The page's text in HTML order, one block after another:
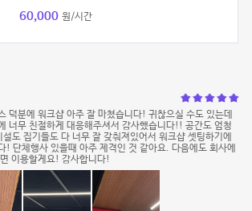
60,000 원/시간
덕분에 워크샵 아주 잘 마쳤습니다! 귀찮으실 수도 있는데
너무 친절하게 대응해주셔서 감사했습니다!! 공간도 엄청
도 집기들도 다 너무 잘 갖춰져있어서 워크샵 셋팅하기에
! 단체행사 있을때 아주 제격인 것 같아요. 다음에도 회사에
이용할게요! 감사합니다!